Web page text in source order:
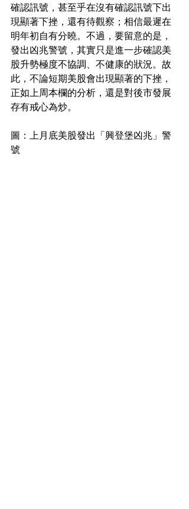
確認訊號，甚至乎在沒有確認訊號下出
現顯著下挫，還有待觀察；相信最遲在
明年初自有分曉。不過，要留意的是，
發出凶兆警號，其實只是進一步確認美
股升勢極度不協調、不健康的狀況。故
此，不論短期美股會出現顯著的下挫，
正如上周本欄的分析，還是對後市發展
存有戒心為炒。
圖：上月底美股發出「興登堡凶兆」警
號